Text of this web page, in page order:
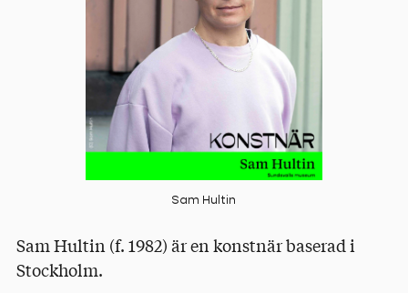
Sam Hultin
Sam Hultin (f. 1982) är en konstnär baserad i
Stockholm.